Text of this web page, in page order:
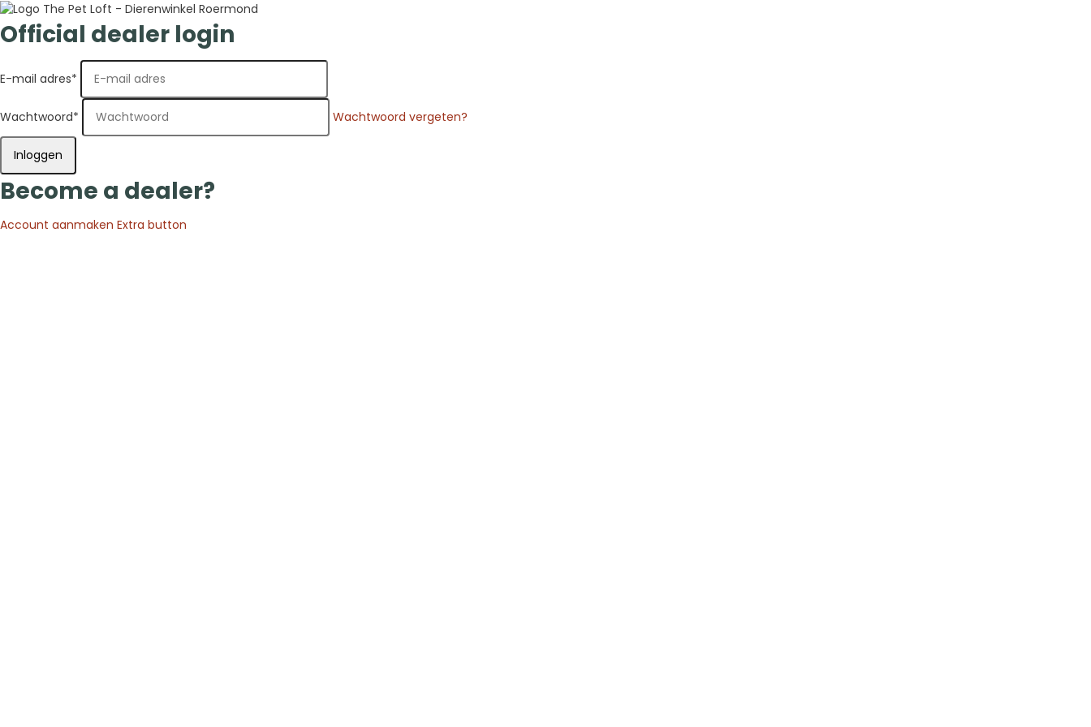
Official dealer login
E-mail adres*
Wachtwoord* Wachtwoord vergeten?
Inloggen
Become a dealer?
Account aanmaken Extra button